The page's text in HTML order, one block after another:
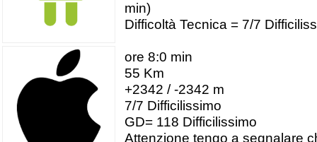
min)
Difficoltà Tecnica = 7/7
ore 8:0 min
55 Km
+2342 / -2342 m
7/7 Difficilissimo
GD= 118 Difficilissimo
Attenzione tengo a segnalare